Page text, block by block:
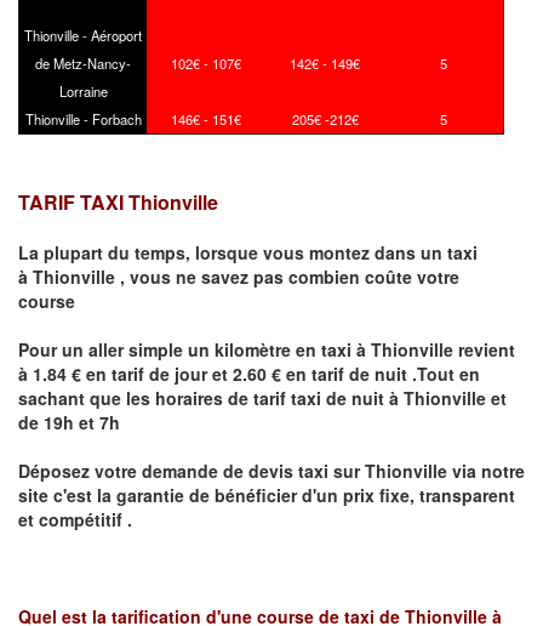
Thionville - Aéroport
de Metz-Nancy-
Lorraine
102€ - 107€ 142€ - 149€ 5
Thionville - Forbach 146€ - 151€ 205€ -212€ 5
TARIF TAXI Thionville
La plupart du temps, lorsque vous montez dans un taxi
à Thionville , vous ne savez pas combien coûte votre
course
Pour un aller simple un kilomètre en taxi à Thionville revient
à 1.84 € en tarif de jour et 2.60 € en tarif de nuit .Tout en
sachant que les horaires de tarif taxi de nuit à Thionville et
de 19h et 7h
Déposez votre demande de devis taxi surThionville via notre
site c'est la garantie de bénéficier d'un prix fixe, transparent
et compétitif .
Quel est la tarification d'une course de taxi de Thionville à